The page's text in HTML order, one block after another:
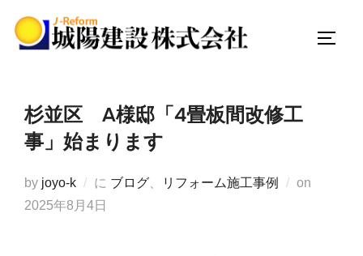
杉並区 A様邸「4畳板間改修工
事」始まります
by joyo-k に ブログ リフォーム施工事例 on
2025年8月4日